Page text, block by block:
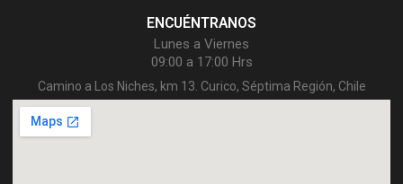
ENCUÉNTRANOS
Lunes a Viernes
09:00 a 17:00 Hrs
Camino a Los Niches, km 13. Curico, Séptima Región, Chile